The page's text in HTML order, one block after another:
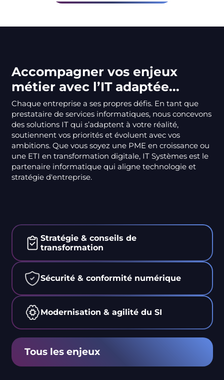
Accompagner vos enjeux
métier avec l’IT adaptée...
Chaque entreprise a ses propres défis. En tant que
prestataire de services informatiques, nous concevons
des solutions IT qui s’adaptent à votre réalité,
soutiennent vos priorités et évoluent avec vos
ambitions. Que vous soyez une PME en croissance ou
une ETI en transformation digitale, IT Systèmes est le
partenaire informatique qui aligne technologie et
stratégie d'entreprise.
Stratégie & conseils de
transformation
Sécurité & conformité numérique
Modernisation & agilité du SI
Tous les enjeux